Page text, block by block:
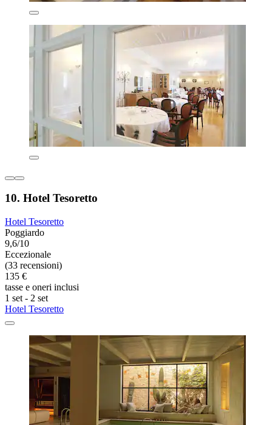
10. Hotel Tesoretto
Hotel Tesoretto
Poggiardo
9,6/10
Eccezionale
(33 recensioni)
135 €
tasse e oneri inclusi
1 set - 2 set
Hotel Tesoretto